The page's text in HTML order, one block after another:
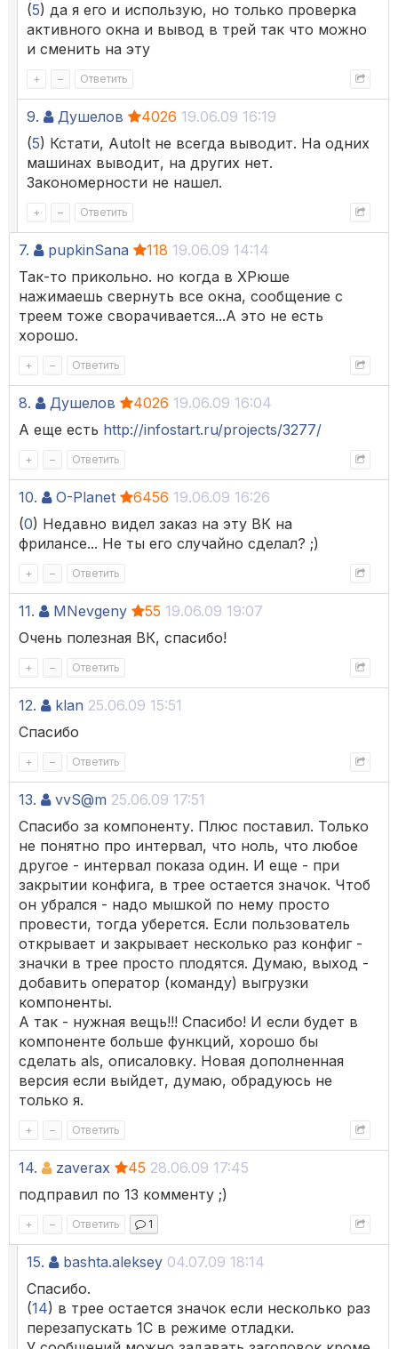
(5) да я его и использую, но только проверка
активного окна и вывод в трей так что можно
и сменить на эту
+ – Ответить
9. Душелов 4026 19.06.09 16:19
(5) Кстати, AutoIt не всегда выводит. На одних
машинах выводит, на других нет.
Закономерности не нашел.
+ – Ответить
7. pupkinSana 118 19.06.09 14:14
Так-то прикольно. но когда в ХРюше
нажимаешь свернуть все окна, сообщение с
треем тоже сворачивается...А это не есть
хорошо.
+ – Ответить
8. Душелов 4026 19.06.09 16:04
А еще есть http://infostart.ru/projects/3277/
+ – Ответить
10. O-Planet 6456 19.06.09 16:26
(0) Недавно видел заказ на эту ВК на
фрилансе... Не ты его случайно сделал? ;)
+ – Ответить
11. MNevgeny 55 19.06.09 19:07
Очень полезная ВК, спасибо!
+ – Ответить
12. klan 25.06.09 15:51
Спасибо
+ – Ответить
13. vvS@m 25.06.09 17:51
Спасибо за компоненту. Плюс поставил. Только
не понятно про интервал, что ноль, что любое
другое - интервал показа один. И еще - при
закрытии конфига, в трее остается значок. Чтоб
он убрался - надо мышкой по нему просто
провести, тогда уберется. Если пользователь
открывает и закрывает несколько раз конфиг -
значки в трее просто плодятся. Думаю, выход -
добавить оператор (команду) выгрузки
компоненты.
А так - нужная вещь!!! Спасибо! И если будет в
компоненте больше функций, хорошо бы
сделать als, описаловку. Новая дополненная
версия если выйдет, думаю, обрадуюсь не
только я.
+ – Ответить
14. zaverax 45 28.06.09 17:45
подправил по 13 комменту ;)
+ – Ответить 1
15. bashta.aleksey 04.07.09 18:14
Спасибо.
(14) в трее остается значок если несколько раз
перезапускать 1С в режиме отладки.